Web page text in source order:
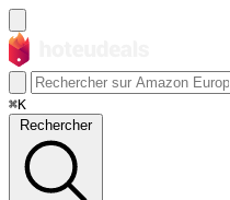
⌘K
Rechercher